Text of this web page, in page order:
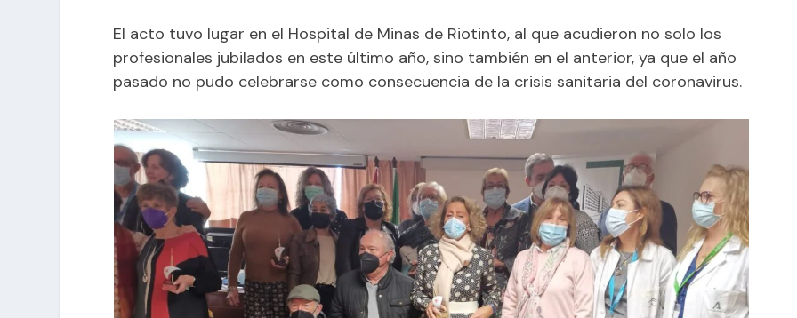
El acto tuvo lugar en el Hospital de Minas de Riotinto, al que acudieron no solo los
profesionales jubilados en este último año, sino también en el anterior, ya que el año
pasado no pudo celebrarse como consecuencia de la crisis sanitaria del coronavirus.